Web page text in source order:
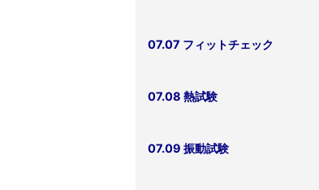
07.07 フィットチェック
07.08 熱試験
07.09 振動試験